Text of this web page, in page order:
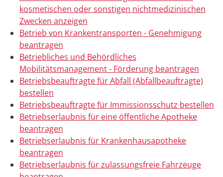
kosmetischen oder sonstigen nichtmedizinischen
Zwecken anzeigen
Betrieb von Krankentransporten - Genehmigung
beantragen
Betriebliches und Behördliches
Mobilitätsmanagement - Förderung beantragen
Betriebsbeauftragte für Abfall (Abfallbeauftragte)
bestellen
Betriebsbeauftragte für Immissionsschutz bestellen
Betriebserlaubnis für eine öffentliche Apotheke
beantragen
Betriebserlaubnis für Krankenhausapotheke
beantragen
Betriebserlaubnis für zulassungsfreie Fahrzeuge